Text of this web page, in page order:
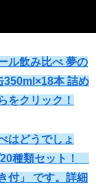
ル飲み比べ 夢の
350ml×18本 詰め
をクリック！
はどうでしょ
種類セット！
付」 です。詳細